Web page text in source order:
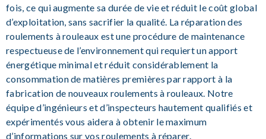
fois, ce qui augmente sa durée de vie et réduit le coût global
d’exploitation, sans sacrifier la qualité. La réparation des
roulements à rouleaux est une procédure de maintenance
respectueuse de l’environnement qui requiert un apport
énergétique minimal et réduit considérablement la
consommation de matières premières par rapport à la
fabrication de nouveaux roulements à rouleaux. Notre
équipe d’ingénieurs et d’inspecteurs hautement qualifiés et
expérimentés vous aidera à obtenir le maximum
d’informations sur vos roulements à réparer.